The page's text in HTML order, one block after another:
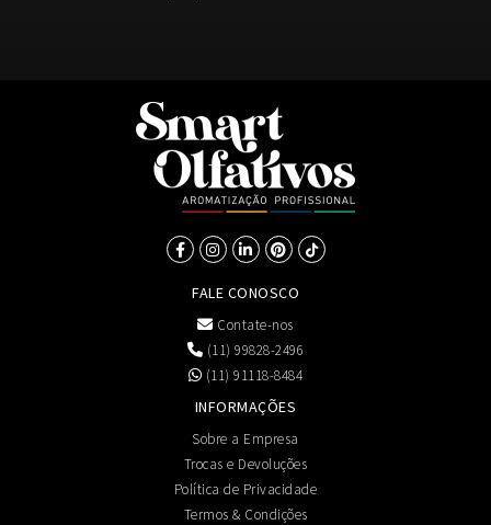
FALE CONOSCO
Contate-nos
(11) 99828-2496
(11) 91118-8484
INFORMAÇÕES
Sobre a Empresa
Trocas e Devoluções
Política de Privacidade
Termos & Condições